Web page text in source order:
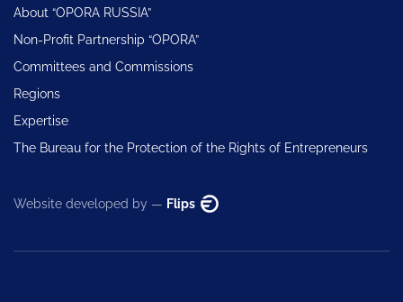
About “OPORA RUSSIA”
Non-Profit Partnership “OPORA”
Committees and Commissions
Regions
Expertise
The Bureau for the Protection of the Rights of Entrepreneurs
Website developed by — Flips